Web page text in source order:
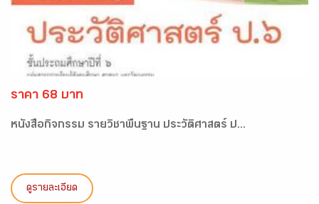
ราคา 68 บาท
หนังสือกิจกรรม รายวิชาพื้นฐาน ประวัติศาสตร์ ป...
ดูรายละเอียด